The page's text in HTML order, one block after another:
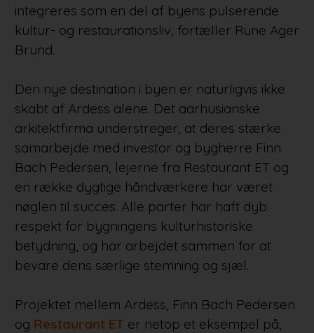
integreres som en del af byens pulserende
kultur- og restaurationsliv, fortæller Rune Ager
Brund.
Den nye destination i byen er naturligvis ikke
skabt af Ardess alene. Det aarhusianske
arkitektfirma understreger, at deres stærke
samarbejde med investor og bygherre Finn
Bach Pedersen, lejerne fra Restaurant ET og
en række dygtige håndværkere har været
nøglen til succes. Alle parter har haft dyb
respekt for bygningens kulturhistoriske
betydning, og har arbejdet sammen for at
bevare dens særlige stemning og sjæl.
Projektet mellem Ardess, Finn Bach Pedersen
og Restaurant ET er netop et eksempel på,